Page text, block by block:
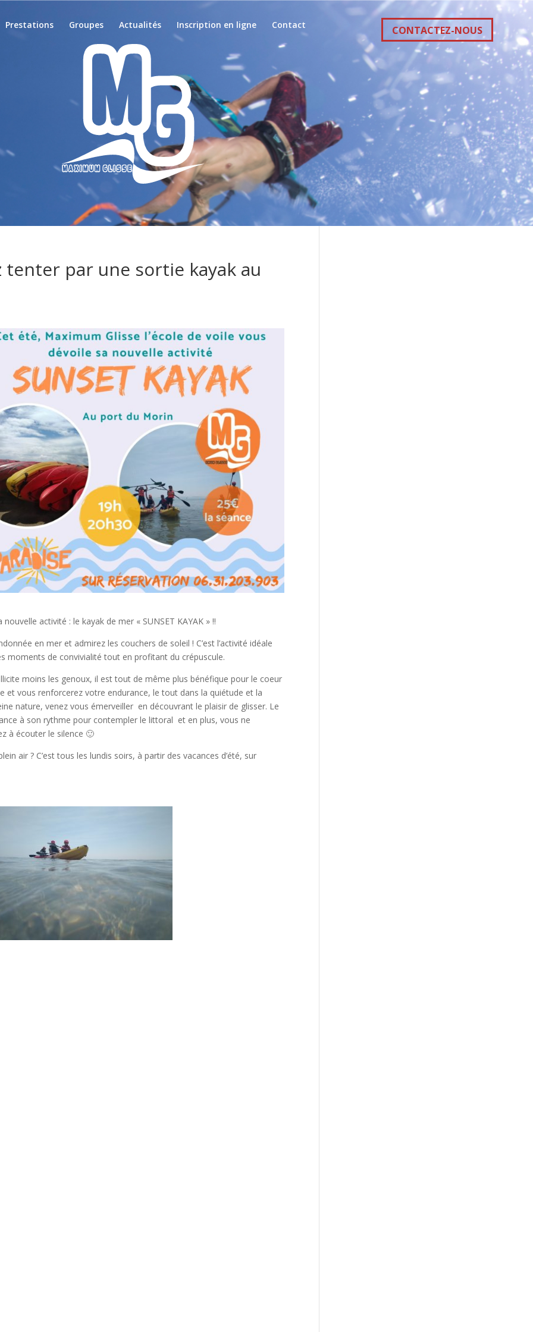
CONTACTEZ-NOUS
Prestations Groupes Actualités Inscription en ligne Contact
tenter par une sortie kayak au
activité : le kayak de mer « SUNSET KAYAK » !!
en mer et admirez les couchers de soleil ! C’est l’activité idéale
moments de convivialité tout en profitant du crépuscule.
moins les genoux, il est tout de même plus bénéfique pour le coeur
vous renforcerez votre endurance, le tout dans la quiétude et la
nature, venez vous émerveiller en découvrant le plaisir de glisser. Le
à son rythme pour contempler le littoral et en plus, vous ne
à écouter le silence 🙂
air ? C’est tous les lundis soirs, à partir des vacances d’été, sur